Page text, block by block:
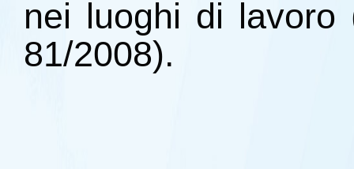
nei luoghi di
81/2008).